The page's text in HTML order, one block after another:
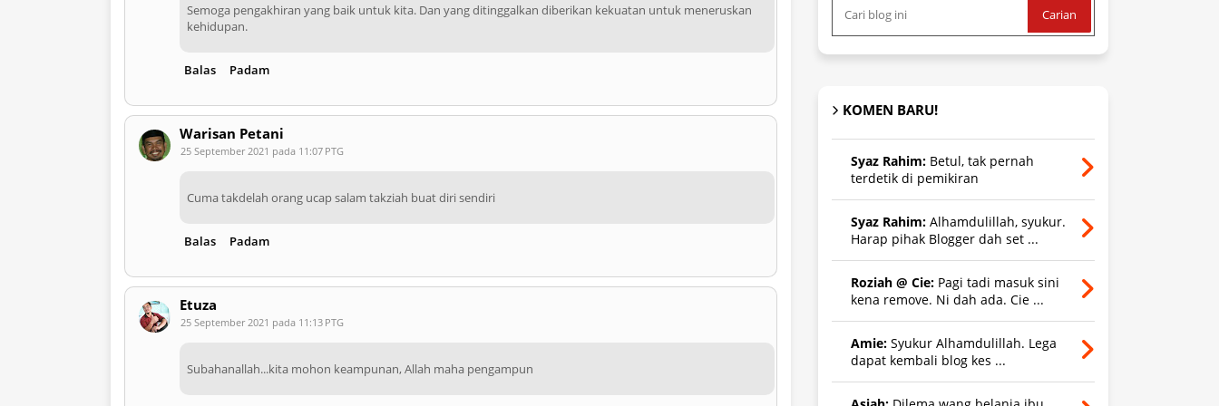
Semoga pengakhiran yang baik untuk kita. Dan yang ditinggalkan diberikan kekuatan untuk meneruskan
kehidupan.
Balas Padam
Warisan Petani
25 September 2021 pada 11:07 PTG
Cuma takdelah orang ucap salam takziah buat diri sendiri
Balas Padam
Etuza
25 September 2021 pada 11:13 PTG
Subahanallah...kita mohon keampunan, Allah maha pengampun
KOMEN BARU!
Syaz Rahim: Betul, tak pernah
terdetik di pemikiran
Syaz Rahim: Alhamdulillah, syukur.
Harap pihak Blogger dah set ...
Roziah @ Cie: Pagi tadi masuk sini
kena remove. Ni dah ada. Cie ...
Amie: Syukur Alhamdulillah. Lega
dapat kembali blog kes ...